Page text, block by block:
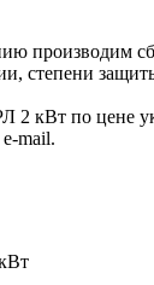
производим
степени
2 кВт по цене
mail.